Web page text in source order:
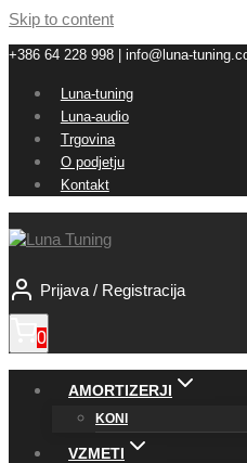
Skip to content
+386 64 228 998 | info@luna-
Luna-tuning
Luna-audio
Trgovina
O podjetju
Kontakt
Prijava / Registracija
0
AMORTIZERJI
KONI
VZMETI